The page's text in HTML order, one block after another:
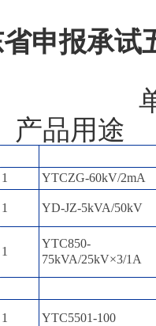
申报承试
名称
途
1 YTCZG-60kV/2mA
1 YD-JZ-5kVA/50kV
1
YTC850-
75kVA/25kV×3/1A
1 YTC5501-100